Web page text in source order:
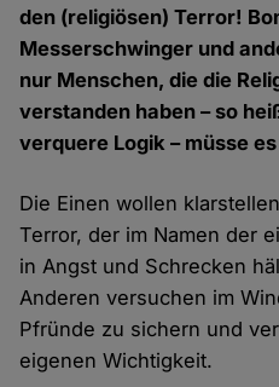
den (religiösen) Terror!
Messerschwinger und
nur Menschen, die die
verstanden haben – so
verquere Logik – müsse
Die Einen wollen
Terror, der im Namen der
in Angst und Schrecken
Anderen versuchen im
Pfründe zu sichern und
eigenen Wichtigkeit.